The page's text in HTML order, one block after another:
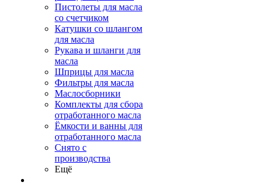
Пистолеты для масла
со счетчиком
Катушки со шлангом
для масла
Рукава и шланги для
масла
Шприцы для масла
Фильтры для масла
Маслосборники
Комплекты для сбора
отработанного масла
Ёмкости и ванны для
отработанного масла
Снято с
производства
Ещё